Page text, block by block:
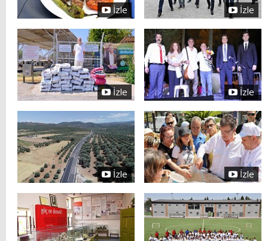
İzle İzle
İzle İzle
İzle İzle